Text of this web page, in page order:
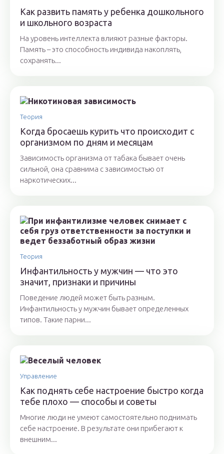
Как развить память у ребенка дошкольного
и школьного возраста
На уровень интеллекта влияют разные факторы.
Память – это способность индивида накоплять,
сохранять...
Теория
Когда бросаешь курить что происходит с
организмом по дням и месяцам
Зависимость организма от табака бывает очень
сильной, она сравнима с зависимостью от
наркотических...
Теория
Инфантильность у мужчин — что это
значит, признаки и причины
Поведение людей может быть разным.
Инфантильность у мужчин бывает определенных
типов. Такие парни...
Управление
Как поднять себе настроение быстро когда
тебе плохо — способы и советы
Многие люди не умеют самостоятельно поднимать
себе настроение. В результате они прибегают к
внешним...